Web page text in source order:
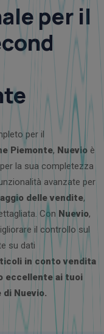
per il
per il
Piemonte, Nuevio è
la sua completezza
avanzate per
delle vendite,
Con Nuevio,
il controllo sul
su dati
in conto vendita
eccellente ai tuoi
Nuevio.